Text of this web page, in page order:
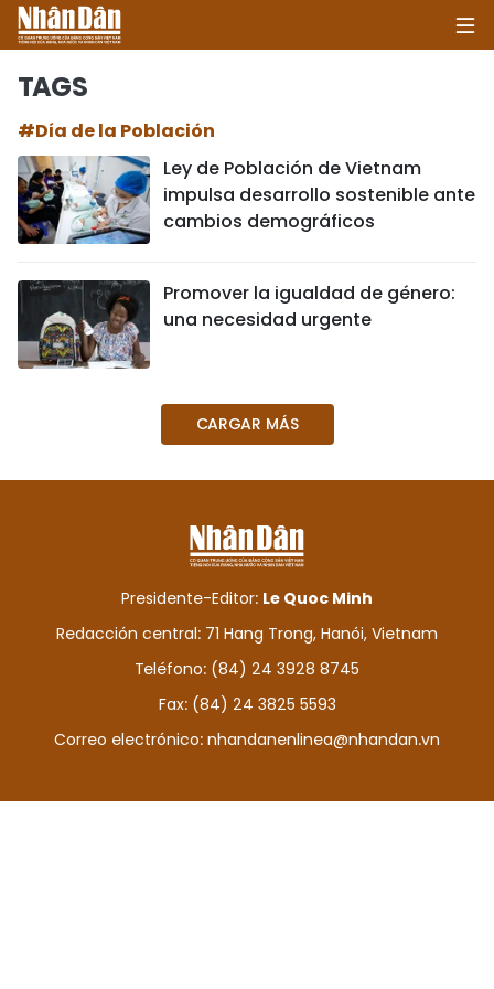
POLÍTICA
SOCIEDAD
CULTURA - ENTRETENIMIENTO
DEPORTES
VIAJES
PUENTE DE AMISTAD
HISTORIAS MULTIMEDIA
FOTOGRAFÍA
¿QUIÉNES SOMOS?
TAGS
#Día de la Población
Ley de Población de Vietnam
impulsa desarrollo sostenible ante
cambios demográficos
Promover la igualdad de género:
una necesidad urgente
CARGAR MÁS
Presidente-Editor: Le Quoc Minh
Redacción central: 71 Hang Trong, Hanói, Vietnam
Teléfono: (84) 24 3928 8745
Fax: (84) 24 3825 5593
Correo electrónico: nhandanenlinea@nhandan.vn